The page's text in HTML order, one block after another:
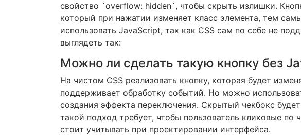
свойство `overflow: hidden`, чтобы скрыть излишки.
который при нажатии изменяет класс элемента, тем
использовать JavaScript, так как CSS сам по себе не
выглядеть так:
Можно ли сделать такую кнопку без
На чистом CSS реализовать кнопку, которая будет
поддерживает обработку событий. Но можно
создания эффекта переключения. Скрытый чекбокс
такой подход требует, чтобы пользователь кликовые по
стоит учитывать при проектировании интерфейса.